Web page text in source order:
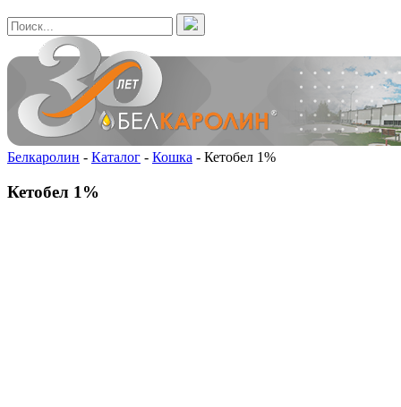
Белкаролин - Каталог - Кошка - Кетобел 1%
Кетобел 1%